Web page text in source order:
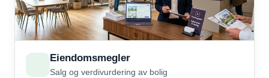
Eiendomsmegler
Salg og verdivurdering av bolig